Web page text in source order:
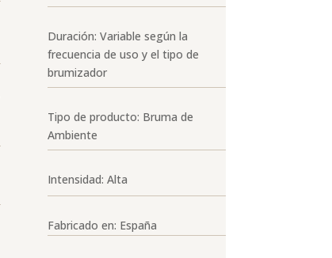
Duración: Variable según la
frecuencia de uso y el tipo de
brumizador
Tipo de producto: Bruma de
Ambiente
Intensidad: Alta
Fabricado en: España